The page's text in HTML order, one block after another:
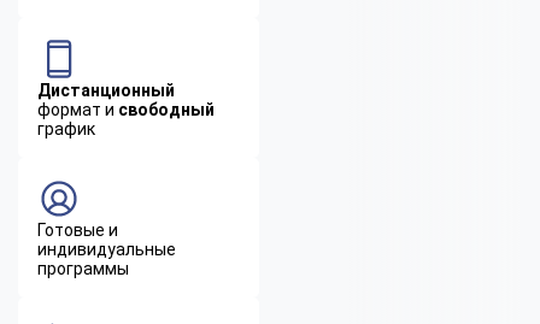
Дистанционный
формат и свободный
график
Готовые и
индивидуальные
программы